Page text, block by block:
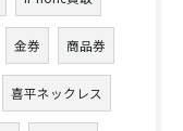
金券 商品券
喜平ネックレス